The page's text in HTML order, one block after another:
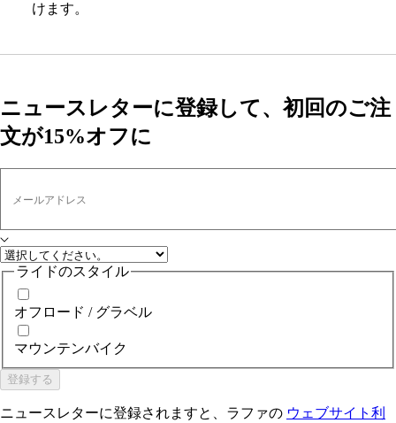
けます。
ニュースレターに登録して、初回のご注
文が15%オフに
メールアドレス
ライドのスタイル
オフロード / グラベル
マウンテンバイク
登録する
ニュースレターに登録されますと、ラファの ウェブサイト利